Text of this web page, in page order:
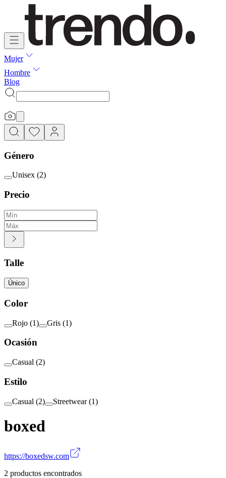
Mujer
Hombre
Blog
Género
Unisex (2)
Precio
Talle
Único
Color
Rojo (1) Gris (1)
Ocasión
Casual (2)
Estilo
Casual (2) Streetwear (1)
boxed
https://boxedsw.com
2 productos encontrados